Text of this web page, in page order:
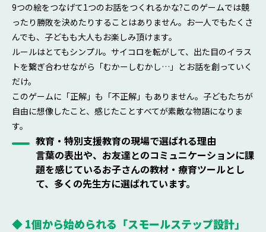
9つの絵をつなげて1つのお話をつくれるかな?このゲームでは競
ったり勝敗を決めたりすることはありません。お一人でもたくさ
んでも、子どもも大人もお楽しみ頂けます。
ルールはとてもシンプル。サイコロを転がして、出た目のイラス
トを繋ぎ合わせながら「むかーしむかし…」とお話を創っていく
だけ。
このゲームに「正解」も「不正解」もありません。子どもたちが
自由に想像したこと、感じたことすべてが素敵な物語になりま
す。
教育・特別支援教育の現場で選ばれる理由
言葉の表出や、お友達とのコミュニケーションに課
題を感じているお子さんの教材・療育ツールとし
て、多くの先生方に選ばれています。
◆ 1個から始められる「スモールステップ設計」